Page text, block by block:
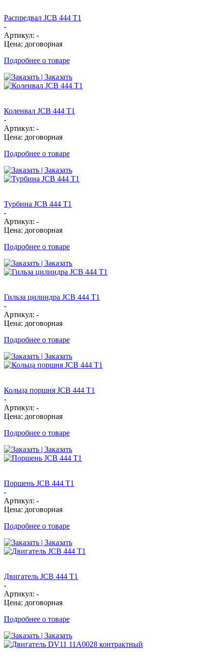
Распредвал JCB 444 T1
-
Артикул: -
Цена: договорная
Подробнее о товаре
| Заказать
Коленвал JCB 444 T1
-
Артикул: -
Цена: договорная
Подробнее о товаре
| Заказать
Турбина JCB 444 T1
-
Артикул: -
Цена: договорная
Подробнее о товаре
| Заказать
Гильза цилиндра JCB 444 T1
-
Артикул: -
Цена: договорная
Подробнее о товаре
| Заказать
Кольца поршня JCB 444 T1
-
Артикул: -
Цена: договорная
Подробнее о товаре
| Заказать
Поршень JCB 444 T1
-
Артикул: -
Цена: договорная
Подробнее о товаре
| Заказать
Двигатель JCB 444 T1
-
Артикул: -
Цена: договорная
Подробнее о товаре
| Заказать